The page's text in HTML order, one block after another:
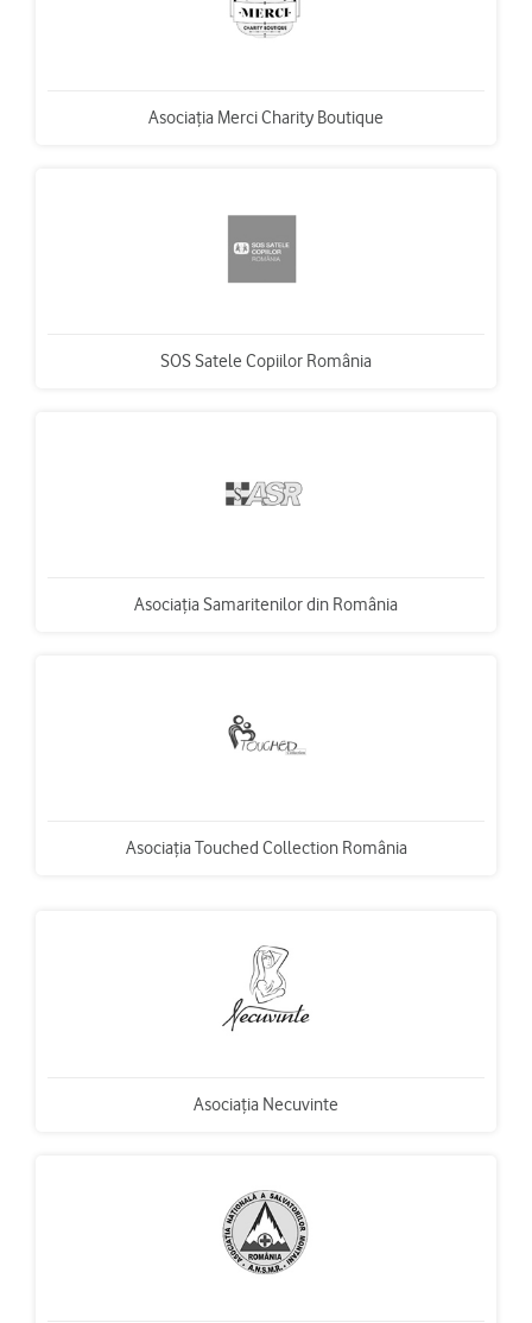
Asociația Merci Charity Boutique
SOS Satele Copiilor România
Asociația Samaritenilor din România
Asociaţia Touched Collection România
Asociația Necuvinte